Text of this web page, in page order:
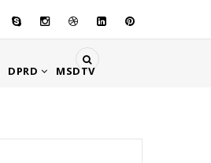
DPRD MSDTV